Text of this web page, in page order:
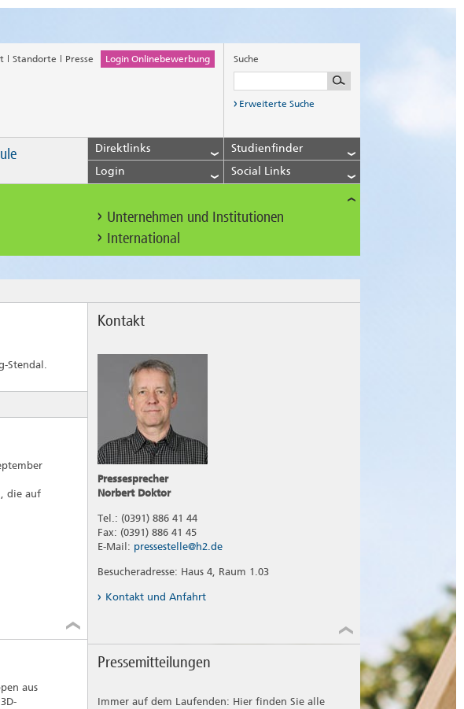
Standorte Presse Login Onlinebewerbung Suche
Erweiterte Suche
Direktlinks
Studienfinder
Login
Social Links
Unternehmen und Institutionen
International
Stendal.
die auf
aus
Kontakt
Pressesprecher
Norbert Doktor
Tel.: (0391) 886 41 44
Fax: (0391) 886 41 45
E-Mail: pressestelle@h2.de
Besucheradresse: Haus 4, Raum 1.03
Kontakt und Anfahrt
Pressemitteilungen
Immer auf dem Laufenden: Hier finden Sie alle